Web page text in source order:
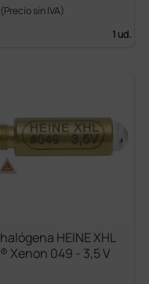
(Precio sin IVA)
1 ud.
halógena HEINE XHL
® Xenon 049 - 3,5 V